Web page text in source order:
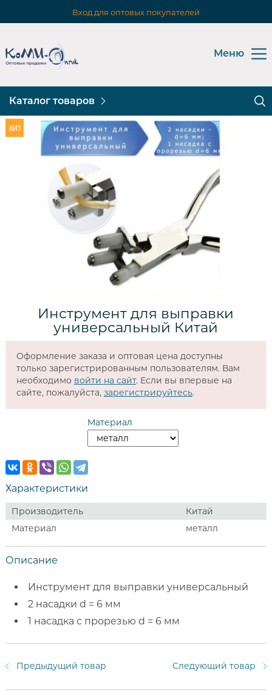
Вход для оптовых покупателей
Меню
Каталог товаров
Инструмент для выправки
универсальный Китай
Оформление заказа и оптовая цена доступны
только зарегистрированным пользователям. Вам
необходимо войти на сайт. Если вы впервые на
сайте, пожалуйста, зарегистрируйтесь.
Материал
Характеристики
Производитель
Китай
Материал
металл
Описание
Инструмент для выправки универсальный
2 насадки d = 6 мм
1 насадка с прорезью d = 6 мм
Предыдущий товар Следующий товар